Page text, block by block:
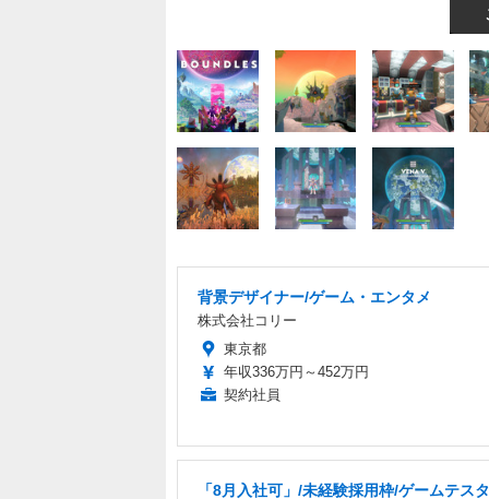
背景デザイナー/ゲーム・エンタメ
株式会社コリー
東京都
年収336万円～452万円
契約社員
「8月入社可」/未経験採用枠/ゲームテス